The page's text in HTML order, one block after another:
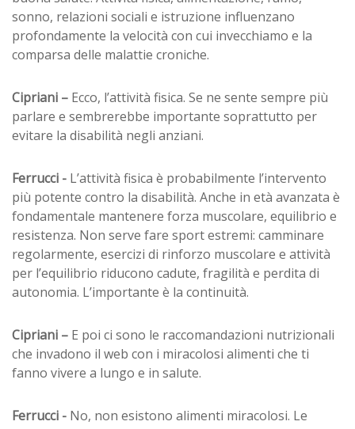
sonno, relazioni sociali e istruzione influenzano
profondamente la velocità con cui invecchiamo e la
comparsa delle malattie croniche.
Cipriani – Ecco, l’attività fisica. Se ne sente sempre più
parlare e sembrerebbe importante soprattutto per
evitare la disabilità negli anziani.
Ferrucci - L’attività fisica è probabilmente l’intervento
più potente contro la disabilità. Anche in età avanzata è
fondamentale mantenere forza muscolare, equilibrio e
resistenza. Non serve fare sport estremi: camminare
regolarmente, esercizi di rinforzo muscolare e attività
per l’equilibrio riducono cadute, fragilità e perdita di
autonomia. L’importante è la continuità.
Cipriani – E poi ci sono le raccomandazioni nutrizionali
che invadono il web con i miracolosi alimenti che ti
fanno vivere a lungo e in salute.
Ferrucci - No, non esistono alimenti miracolosi. Le